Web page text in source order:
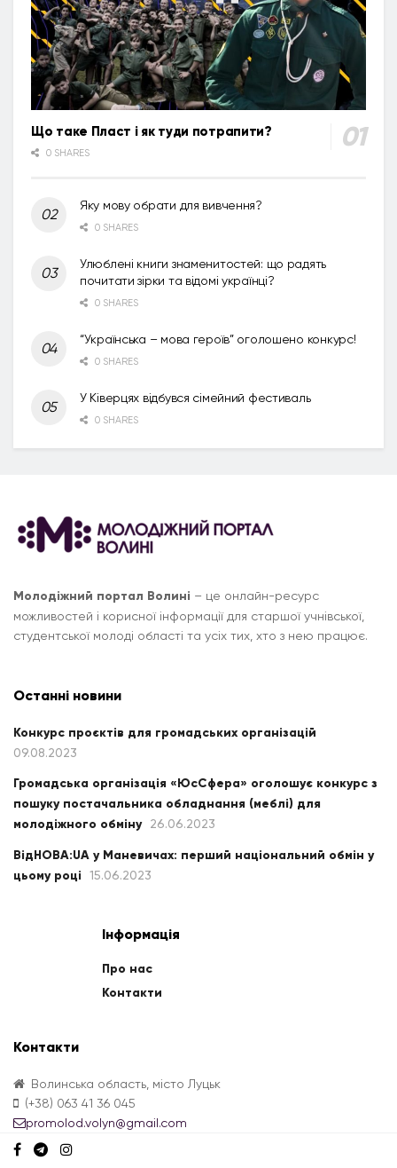
Що таке Пласт і як туди потрапити?
0 SHARES
Яку мову обрати для вивчення?
0 SHARES
Улюблені книги знаменитостей: що радять
почитати зірки та відомі українці?
0 SHARES
“Українська – мова героїв” оголошено конкурс!
0 SHARES
У Ківерцях відбувся сімейний фестиваль
0 SHARES
Молодіжний портал Волині – це онлайн-ресурс
можливостей і корисної інформації для старшої учнівської,
студентської молоді області та усіх тих, хто з нею працює.
Останні новини
Конкурс проєктів для громадських організацій
09.08.2023
Громадська організація «ЮсСфера» оголошує конкурс з
пошуку постачальника обладнання (меблі) для
молодіжного обміну
26.06.2023
ВідНОВА:UA у Маневичах: перший національний обмін у
цьому році
15.06.2023
Інформація
Про нас
Контакти
Контакти
Волинська область, місто Луцьк
(+38) 063 41 36 045
promolod.volyn@gmail.com